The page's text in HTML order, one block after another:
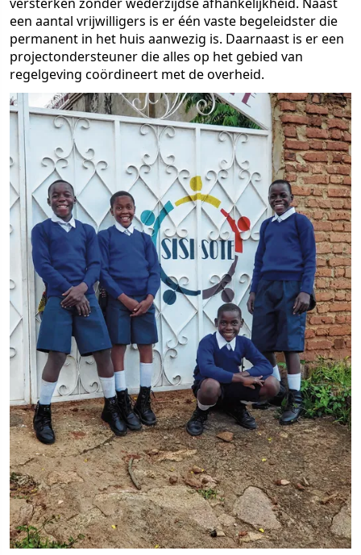
een aantal vrijwilligers is er één vaste begeleidster die
permanent in het huis aanwezig is. Daarnaast is er een
projectondersteuner die alles op het gebied van
regelgeving coördineert met de overheid.